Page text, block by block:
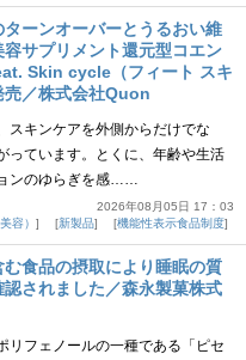
ーンオーバーとうるおい維
サプリメント還元型コエン
Skin cycle（フィート スキ
売／株式会社Quon
スキンケアを外側からだけでな
っています。とくに、年齢や生活
ンのゆらぎを感……
2026年08月05日 17：03
容） 新製品 機能性表示食品制度
食品の摂取により睡眠の質
されました／森永製菓株式
リフェノールの一種である「ピセ